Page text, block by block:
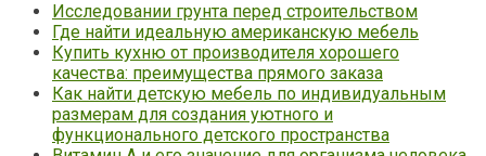
Исследовании грунта перед строительством
Где найти идеальную американскую мебель
Купить кухню от производителя хорошего
качества: преимущества прямого заказа
Как найти детскую мебель по индивидуальным
размерам для создания уютного и
функционального детского пространства